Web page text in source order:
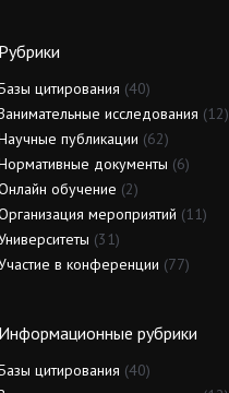
Рубрики
цитирования (40)
исследования (12)
публикации (62)
документы (6)
обучение (2)
мероприятий (11)
(31)
в конференции (77)
Информационные рубрики
цитирования (40)